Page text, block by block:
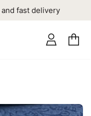
fast delivery